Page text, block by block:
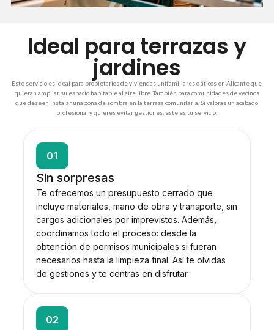
Ideal para terrazas y
jardines
Este servicio es ideal para propietarios de viviendas unifamiliares o áticos en Alicante que
quieran ampliar su espacio habitable al aire libre. También para comunidades de vecinos
que deseen instalar una zona de sombra en la terraza comunitaria. Si valoras un acabado
profesional y quieres evitar gestiones, este es tu servicio.
01
Sin sorpresas
Te ofrecemos un presupuesto cerrado que
incluye materiales, mano de obra y transporte, sin
cargos adicionales por imprevistos. Además,
coordinamos todo el proceso: desde la
obtención de permisos municipales si fueran
necesarios hasta la limpieza final. Así te olvidas
de gestiones y te centras en disfrutar.
02